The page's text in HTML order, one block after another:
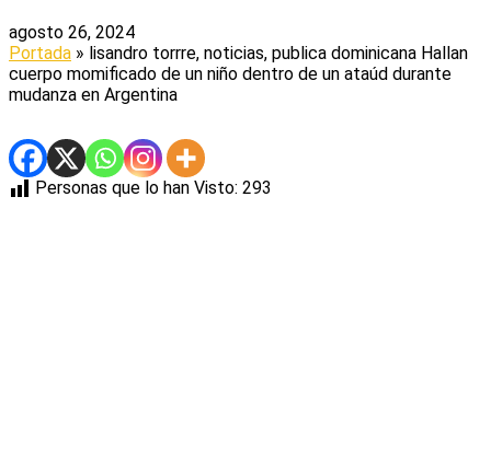
agosto 26, 2024
Portada » lisandro torrre, noticias, publica dominicana Hallan
cuerpo momificado de un niño dentro de un ataúd durante
mudanza en Argentina
Personas que lo han Visto: 293